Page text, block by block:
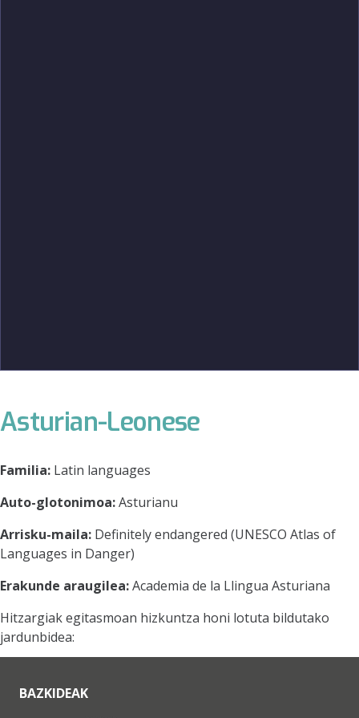
Asturian-Leonese
Familia: Latin languages
Auto-glotonimoa:Asturianu
Arrisku-maila: Definitely endangered (UNESCO Atlas of
Languages in Danger)
Erakunde araugilea:Academia de la Llingua Asturiana
Hitzargiak egitasmoan hizkuntza honi lotuta bildutako
jardunbidea:
BAZKIDEAK